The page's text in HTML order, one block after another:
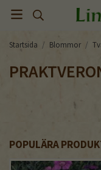
Startsida / Blommor /
POPULÄRA